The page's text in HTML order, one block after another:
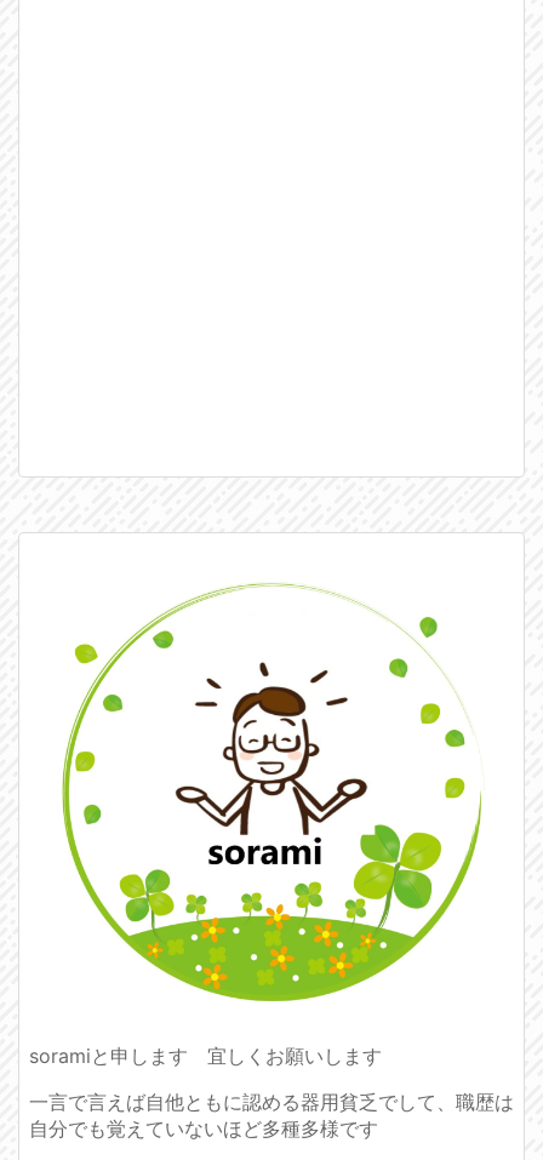
soramiと申します 宜しくお願いします
一言で言えば自他ともに認める器用貧乏でして、職歴は
自分でも覚えていないほど多種多様です